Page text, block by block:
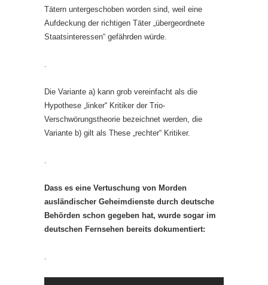
Tätern untergeschoben worden sind, weil eine
Aufdeckung der richtigen Täter „übergeordnete
Staatsinteressen“ gefährden würde.
.
Die Variante a) kann grob vereinfacht als die
Hypothese „linker“ Kritiker der Trio-
Verschwörungstheorie bezeichnet werden, die
Variante b) gilt als These „rechter“ Kritiker.
.
Dass es eine Vertuschung von Morden
ausländischer Geheimdienste durch deutsche
Behörden schon gegeben hat, wurde sogar im
deutschen Fernsehen bereits dokumentiert:
.